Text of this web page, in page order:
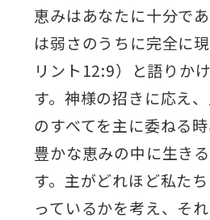
恵みはあなたに十分で
は弱さのうちに完全に
リント12:9）と語りか
す。神様の招きに応え
のすべてを主に委ねる
豊かな恵みの中に生き
す。主がどれほど私た
っているかを考え、そ